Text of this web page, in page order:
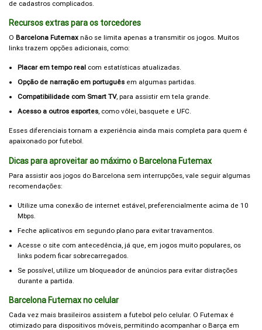
de cadastros complicados.
Recursos extras para os torcedores
O Barcelona Futemax não se limita apenas a transmitir os jogos. Muitos
links trazem opções adicionais, como:
Placar em tempo real com estatísticas atualizadas.
Opção de narração em português em algumas partidas.
Compatibilidade com Smart TV, para assistir em tela grande.
Acesso a outros esportes, como vôlei, basquete e UFC.
Esses diferenciais tornam a experiência ainda mais completa para quem é
apaixonado por futebol.
Dicas para aproveitar ao máximo o Barcelona Futemax
Para assistir aos jogos do Barcelona sem interrupções, vale seguir algumas
recomendações:
Utilize uma conexão de internet estável, preferencialmente acima de 10
Mbps.
Feche aplicativos em segundo plano para evitar travamentos.
Acesse o site com antecedência, já que, em jogos muito populares, os
links podem ficar sobrecarregados.
Se possível, utilize um bloqueador de anúncios para evitar distrações
durante a partida.
Barcelona Futemax no celular
Cada vez mais brasileiros assistem a futebol pelo celular. O Futemax é
otimizado para dispositivos móveis, permitindo acompanhar o Barça em